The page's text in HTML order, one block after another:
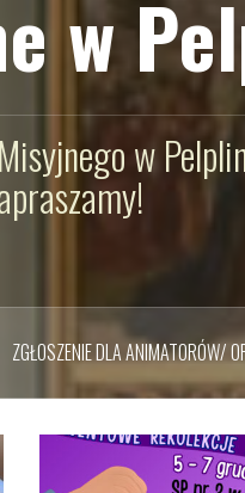
w
w
ZGŁOSZENIE DLA ANIMATORÓW/